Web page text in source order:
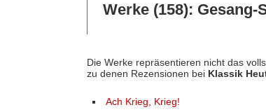
Werke (158): Gesang-
Die Werke repräsentieren nicht das
zu denen Rezensionen bei Klassik
Ach Krieg, Krieg!